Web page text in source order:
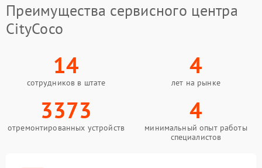
Преимущества сервисного центра
CityCoco
14
сотрудников в штате
4
лет на рынке
3373
отремонтированных устройств
4
минимальный опыт работы
специалистов